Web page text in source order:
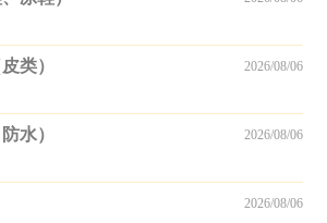
类） 2026/08/06
水） 2026/08/06
2026/08/06